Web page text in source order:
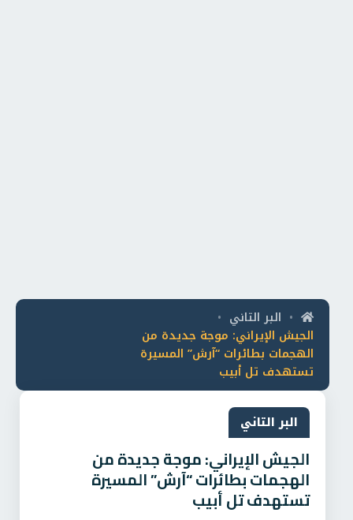
• البر التاني •
الجيش الإيراني: موجة جديدة من
الهجمات بطائرات “آرش” المسيرة
تستهدف تل أبيب
البر التاني
الجيش الإيراني: موجة جديدة من
الهجمات بطائرات “آرش” المسيرة
تستهدف تل أبيب